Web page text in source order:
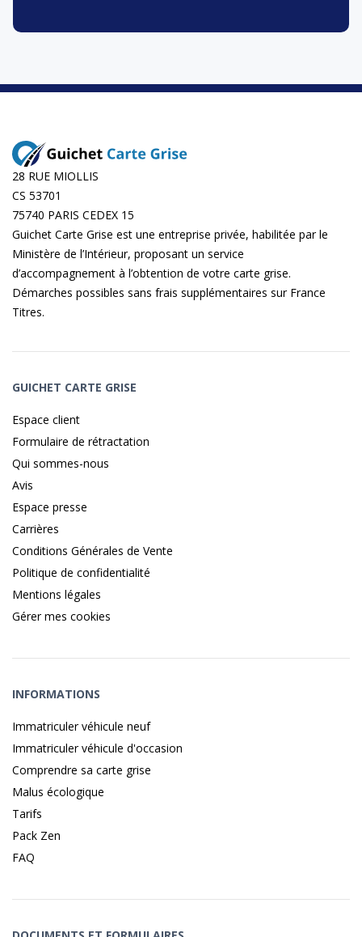
28 RUE MIOLLIS
CS 53701
75740 PARIS CEDEX 15
Guichet Carte Grise est une entreprise privée, habilitée par le
Ministère de l’Intérieur, proposant un service
d’accompagnement à l’obtention de votre carte grise.
Démarches possibles sans frais supplémentaires sur France
Titres.
GUICHET CARTE GRISE
Espace client
Formulaire de rétractation
Qui sommes-nous
Avis
Espace presse
Carrières
Conditions Générales de Vente
Politique de confidentialité
Mentions légales
Gérer mes cookies
INFORMATIONS
Immatriculer véhicule neuf
Immatriculer véhicule d'occasion
Comprendre sa carte grise
Malus écologique
Tarifs
Pack Zen
FAQ